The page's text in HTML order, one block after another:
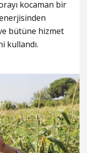
kocaman bir
bütüne hizmet
kullandı.